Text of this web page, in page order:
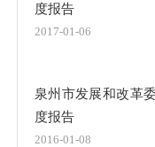
度报告
2017-01-06
泉州市发展和改革
度报告
2016-01-08